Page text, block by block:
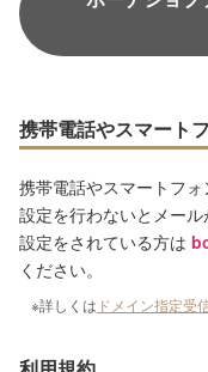
携帯電話やスマート
携帯電話やスマートフ
設定を行わないとメー
設定をされている方は
ください。
※詳しくは ドメイン指定受